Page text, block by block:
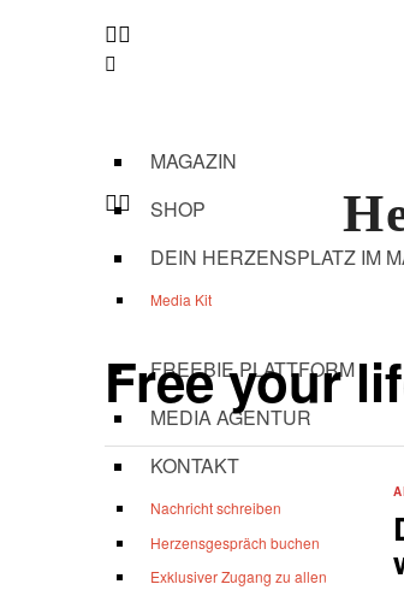
MAGAZIN
SHOP
DEIN HERZENSPLATZ IM
Media Kit
FREEBIE PLATTFORM
MEDIA AGENTUR
KONTAKT
Nachricht schreiben
Herzensgespräch buchen
Exklusiver Zugang zu allen
Free your